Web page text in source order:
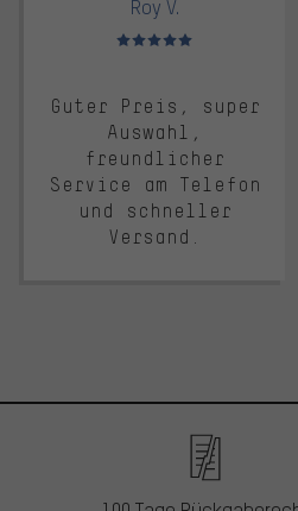
Roy V.
Bewertungen: 5 von 5
Guter Preis, super
Auswahl,
freundlicher
Service am Telefon
und schneller
Versand.